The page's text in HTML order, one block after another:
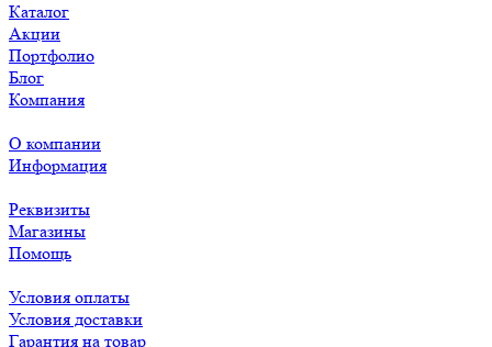
Каталог
Акции
Портфолио
Блог
Компания
О компании
Информация
Реквизиты
Магазины
Помощь
Условия оплаты
Условия доставки
Гарантия на товар